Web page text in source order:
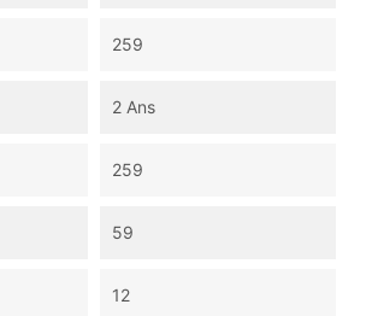
259
2 Ans
259
59
12